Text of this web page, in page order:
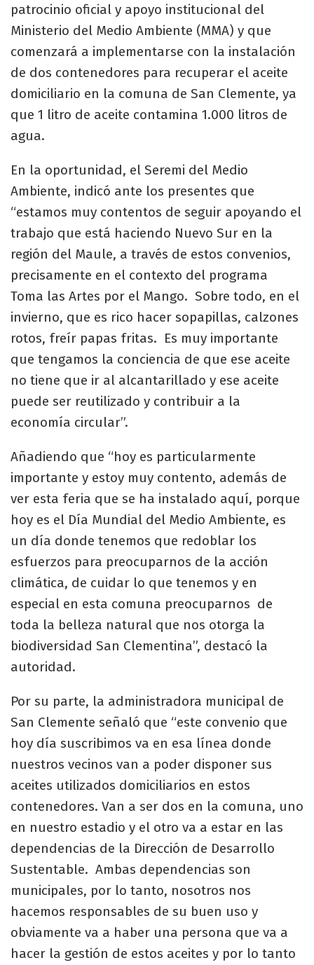
patrocinio oficial y apoyo institucional del
Ministerio del Medio Ambiente (MMA) y que
comenzará a implementarse con la instalación
de dos contenedores para recuperar el aceite
domiciliario en la comuna de San Clemente, ya
que 1 litro de aceite contamina 1.000 litros de
agua.
En la oportunidad, el Seremi del Medio
Ambiente, indicó ante los presentes que
“estamos muy contentos de seguir apoyando el
trabajo que está haciendo Nuevo Sur en la
región del Maule, a través de estos convenios,
precisamente en el contexto del programa
Toma las Artes por el Mango. Sobre todo, en el
invierno, que es rico hacer sopapillas, calzones
rotos, freír papas fritas. Es muy importante
que tengamos la conciencia de que ese aceite
no tiene que ir al alcantarillado y ese aceite
puede ser reutilizado y contribuir a la
economía circular”.
Añadiendo que “hoy es particularmente
importante y estoy muy contento, además de
ver esta feria que se ha instalado aquí, porque
hoy es el Día Mundial del Medio Ambiente, es
un día donde tenemos que redoblar los
esfuerzos para preocuparnos de la acción
climática, de cuidar lo que tenemos y en
especial en esta comuna preocuparnos de
toda la belleza natural que nos otorga la
biodiversidad San Clementina”, destacó la
autoridad.
Por su parte, la administradora municipal de
San Clemente señaló que “este convenio que
hoy día suscribimos va en esa línea donde
nuestros vecinos van a poder disponer sus
aceites utilizados domiciliarios en estos
contenedores. Van a ser dos en la comuna, uno
en nuestro estadio y el otro va a estar en las
dependencias de la Dirección de Desarrollo
Sustentable. Ambas dependencias son
municipales, por lo tanto, nosotros nos
hacemos responsables de su buen uso y
obviamente va a haber una persona que va a
hacer la gestión de estos aceites y por lo tanto